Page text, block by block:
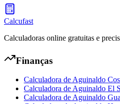
Calcule seu aguinaldo (13º salário)
Calcufast
Calculadoras online gratuitas e
Finanças
Calculadora de Aguinaldo
Calculadora de Aguinaldo El
Calculadora de Aguinaldo